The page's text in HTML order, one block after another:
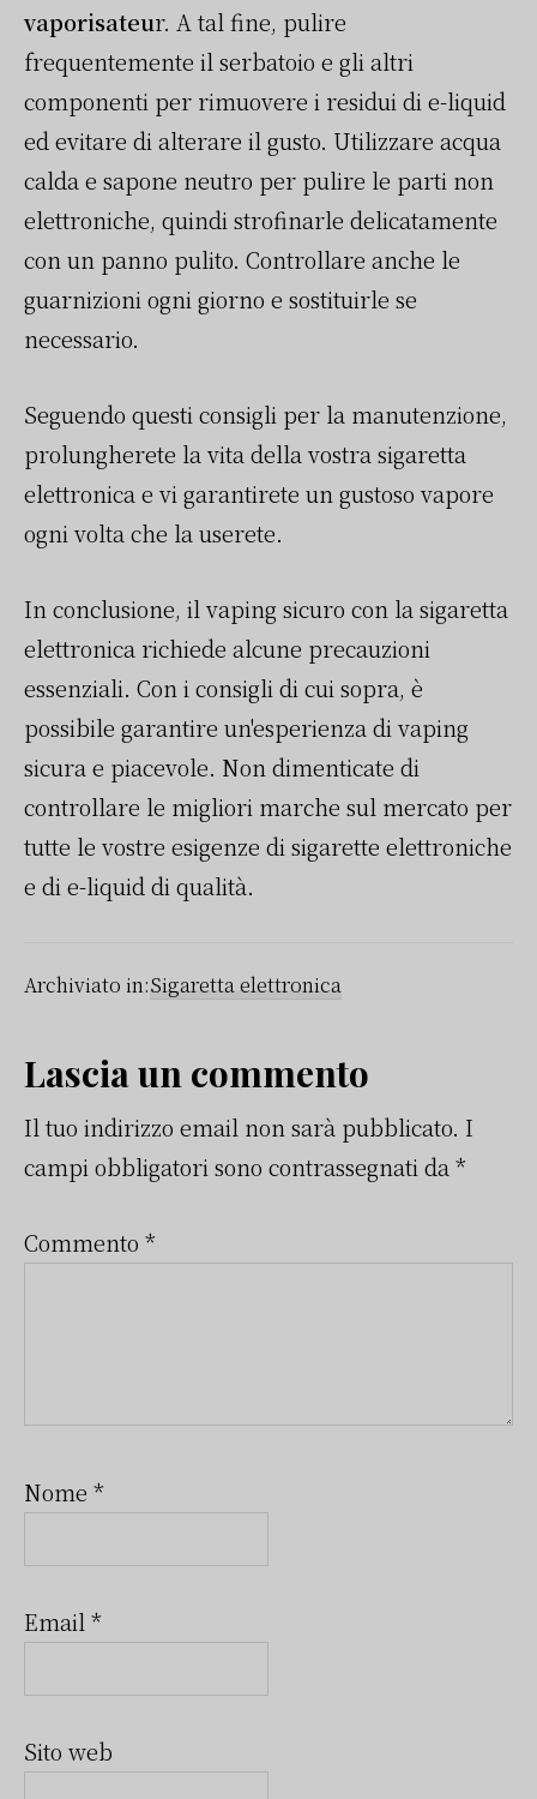
vaporisateur. A tal fine, pulire
frequentemente il serbatoio e gli altri
componenti per rimuovere i residui di e-liquid
ed evitare di alterare il gusto. Utilizzare acqua
calda e sapone neutro per pulire le parti non
elettroniche, quindi strofinarle delicatamente
con un panno pulito. Controllare anche le
guarnizioni ogni giorno e sostituirle se
necessario.
Seguendo questi consigli per la manutenzione,
prolungherete la vita della vostra sigaretta
elettronica e vi garantirete un gustoso vapore
ogni volta che la userete.
In conclusione, il vaping sicuro con la sigaretta
elettronica richiede alcune precauzioni
essenziali. Con i consigli di cui sopra, è
possibile garantire un'esperienza di vaping
sicura e piacevole. Non dimenticate di
controllare le migliori marche sul mercato per
tutte le vostre esigenze di sigarette elettroniche
e di e-liquid di qualità.
Archiviato in:Sigaretta elettronica
Interazioni
dei
lettori
Lascia un commento
Il tuo indirizzo email non sarà pubblicato. I
campi obbligatori sono contrassegnati da *
Commento *
Nome *
Email *
Sito web